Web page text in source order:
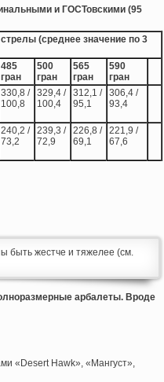
и ГОСТовскими (95
(среднее значение по 3
485
гран
500
гран
565
гран
590
гран
330,8 /
100,8
329,4 /
100,4
312,1 /
95,1
306,4 /
93,4
240,2 /
73,2
239,3 /
72,9
226,8 /
69,1
221,9 /
67,6
быть жестче и тяжелее (см.
арбалеты. Вроде
«Desert Hawk», «Мангуст»,